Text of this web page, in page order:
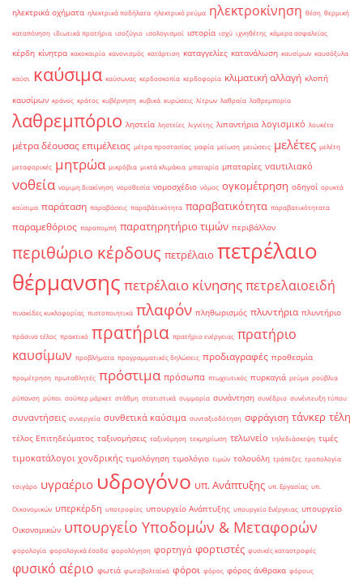
ηλεκτρικά οχήματα ηλεκτρικά ποδήλατα ηλεκτρικό ρεύμα ηλεκτροκίνηση θέση θερμική
καταπόνηση ιδιωτικά πρατήρια ισοζύγιο ισολογισμοί ιστορία ισχύ ιχνηθέτης κάμερα ασφαλείας
κέρδη κίνητρα κακοκαιρία κανονισμός κατάρτιση καταγγελίες κατανάλωση καυσίμων καυσόξυλα
καύσι καύσιμα καύσωνας κερδοσκοπία κερδοφορία κλιματική αλλαγή κλοπή
καυσίμων κράνος κράτος κυβέρνηση κυβικά κυρώσεις λίτρων λαθραία λαθρεμπορία
λαθρεμπόριο ληστεία ληστείες λιγνίτης λιπαντήρια λογισμικό λουκέτο
μέτρα δέουσας επιμέλειας μέτρα προστασίας μαφία μείωση μειώσεις μελέτες μελέτη
μεταφορικές μητρώα μικρόβια μικτά κλιμάκια μπαταρία μπαταρίες ναυτιλιακό
νοθεία νομιμη διακίνηση νομοθεσία νομοσχέδιο νόμος ογκομέτρηση οδηγοί ορυκτά
καύσιμα παράταση παραβάσεις παραβάτικότητα παραβατικότητα παραβατικότητατα
παραμεθόριος παραπομπή παρατηρητήριο τιμών περιβάλλον
περιθώριο κέρδους πετρέλαιο πετρέλαιο
θέρμανσης πετρέλαιο κίνησηςπετρελαιοειδή
πινακίδες κυκλοφορίας πιστοποιητικά πλαφόν πληθωρισμός πλυντήρια πλυντήριο
πράσινο τέλος πρακτικό πρατήρια πρατήριο ενέργειας πρατήριο
καυσίμων προβλήματα προγραμματικές δηλώσεις προδιαγραφές προθεσμία
προμέτρηση πρωταθλητές πρόστιμα πρόσωπα πτωχευτικός πυρκαγιά ρεύμα ρούβλια
ρύπανση ρύποι σούπερ μάρκετ στάθμη στατιστικά συμμορία συνάντηση συνέδριο συνέντευξη τύπου
συναντήσεις συνεργεία συνθετικά καύσιμα συνταξιοδότηση σφράγιση τάνκερ τέλη
τέλος Επιτηδεύματος ταξινομήσεις ταξινόμηση τεκμηρίωση τελωνείο τηλεδιάσκεψη τιμές
τιμοκατάλογοι χονδρικής τιμολόγηση τιμολόγιο τιμών τολουόλη τράπεζες τροπολογία
τσιγάρο υγραέριο υδρογόνο υπ. Ανάπτυξης υπ. Εργασίας υπ.
Οικονομικών υπερκέρδη υποτροφίες υπουργείο Ανάπτυξης υπουργείο Ενέργειας υπουργείο
Οικονομικών υπουργείο Υποδομών & Μεταφορών
φορολογία φορολογικά έσοδα φορολόγηση φορτηγά φορτιστές φυσικές καταστροφές
φυσικό αέριο φωτιά φωτοβολταϊκά φόροι φόρος φόρος άνθρακα φόρους